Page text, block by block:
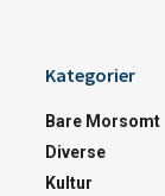
Kategorier
Bare Morsomt
Diverse
Kultur